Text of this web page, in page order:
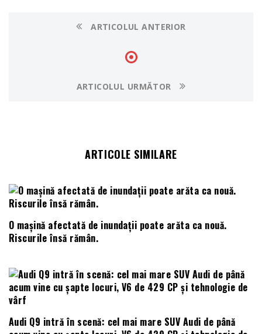
ARTICOLUL ANTERIOR
ARTICOLUL URMĂTOR
ARTICOLE SIMILARE
O mașină afectată de inundații poate arăta ca nouă.
Riscurile însă rămân.
Audi Q9 intră în scenă: cel mai mare SUV Audi de până